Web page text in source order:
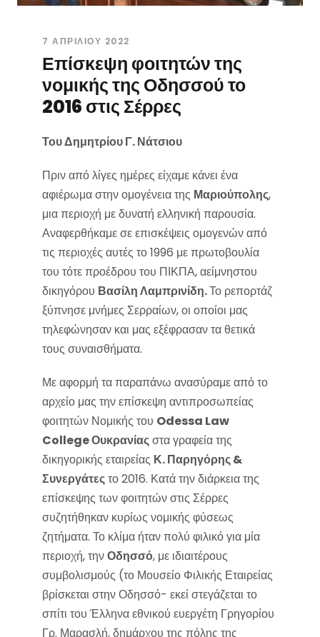
7 ΑΠΡΙΛΊΟΥ 2022
Επίσκεψη φοιτητών της
νομικής της Οδησσού το
2016 στις Σέρρες
Του Δημητρίου Γ. Νάτσιου
Πριν από λίγες ημέρες είχαμε κάνει ένα
αφιέρωμα στην ομογένεια της Μαριούπολης,
μια περιοχή με δυνατή ελληνική παρουσία.
Αναφερθήκαμε σε επισκέψεις ομογενών από
τις περιοχές αυτές το 1996 με πρωτοβουλία
του τότε προέδρου του ΠΙΚΠΑ, αείμνηστου
δικηγόρου Βασίλη Λαμπρινίδη.Το ρεπορτάζ
ξύπνησε μνήμες Σερραίων, οι οποίοι μας
τηλεφώνησαν και μας εξέφρασαν τα θετικά
τους συναισθήματα.
Με αφορμή τα παραπάνω ανασύραμε από το
αρχείο μας την επίσκεψη αντιπροσωπείας
φοιτητών Νομικής του Odessa Law
College Ουκρανίαςστα γραφεία της
δικηγορικής εταιρείας Κ. Παρηγόρης &
Συνεργάτεςτο 2016. Κατά την διάρκεια της
επίσκεψης των φοιτητών στις Σέρρες
συζητήθηκαν κυρίως νομικής φύσεως
ζητήματα. Το κλίμα ήταν πολύ φιλικό για μία
περιοχή, τηνΟδησσό, με ιδιαιτέρους
συμβολισμούς (το Μουσείο Φιλικής Εταιρείας
βρίσκεται στην Οδησσό- εκεί στεγάζεται το
σπίτι του Έλληνα εθνικού ευεργέτη Γρηγορίου
Γρ. Μαρασλή, δημάρχου της πόλης της